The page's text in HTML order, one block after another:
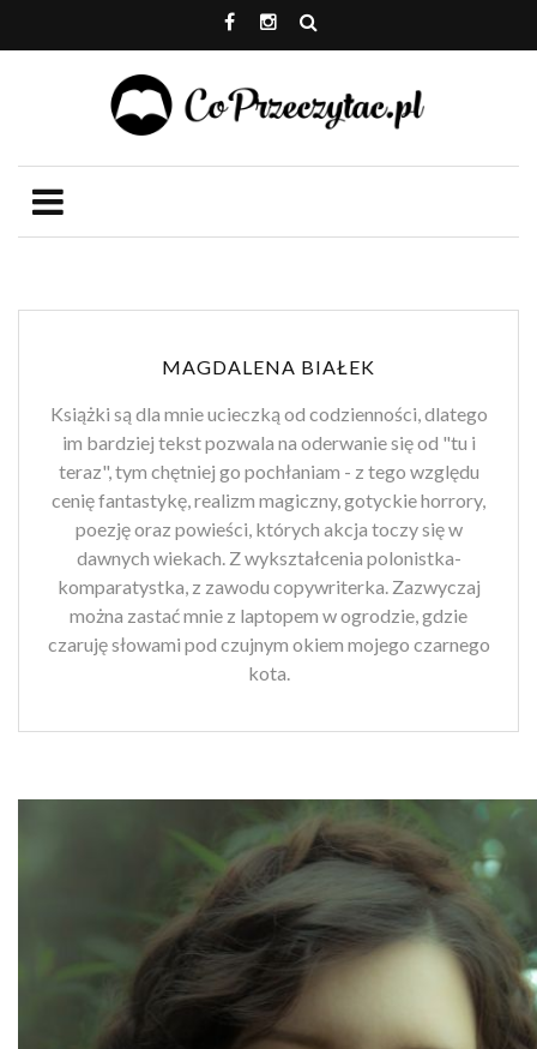
MAGDALENA BIAŁEK
Książki są dla mnie ucieczką od codzienności, dlatego
im bardziej tekst pozwala na oderwanie się od "tu i
teraz", tym chętniej go pochłaniam - z tego względu
cenię fantastykę, realizm magiczny, gotyckie horrory,
poezję oraz powieści, których akcja toczy się w
dawnych wiekach. Z wykształcenia polonistka-
komparatystka, z zawodu copywriterka. Zazwyczaj
można zastać mnie z laptopem w ogrodzie, gdzie
czaruję słowami pod czujnym okiem mojego czarnego
kota.